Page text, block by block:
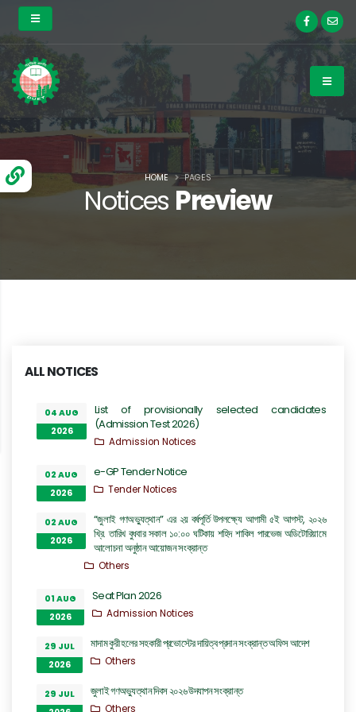
Notices Preview
HOME PAGES
ALL NOTICES
04 AUG
2026
List of provisionally selected candidates
(Admission Test 2026)
Admission Notices
02 AUG
2026
e-GP Tender Notice
Tender Notices
02 AUG
2026
“জুলাই গণঅভ্যুত্থান” এর ২য় বর্ষপূর্তি উপলক্ষ্যে আগামী ৫ই আগস্ট, ২০২৬
খ্রি. তারিখ বুধবার সকাল ১০:০০ ঘটিকায় শহিদ শাকিল পারভেজ অডিটোরিয়ামে
আলোচনা অনুষ্ঠান আয়োজন সংক্রান্ত
Others
01 AUG
2026
Seat Plan 2026
Admission Notices
29 JUL
2026
মাদাম কুরী হলের সহকারী প্রভোস্টের দায়িত্ব প্রদান সংক্রান্ত অফিস আদেশ
Others
29 JUL
জুলাই গণঅভ্যুত্থান দিবস ২০২৬ উদযাপন সংক্রান্ত
Others